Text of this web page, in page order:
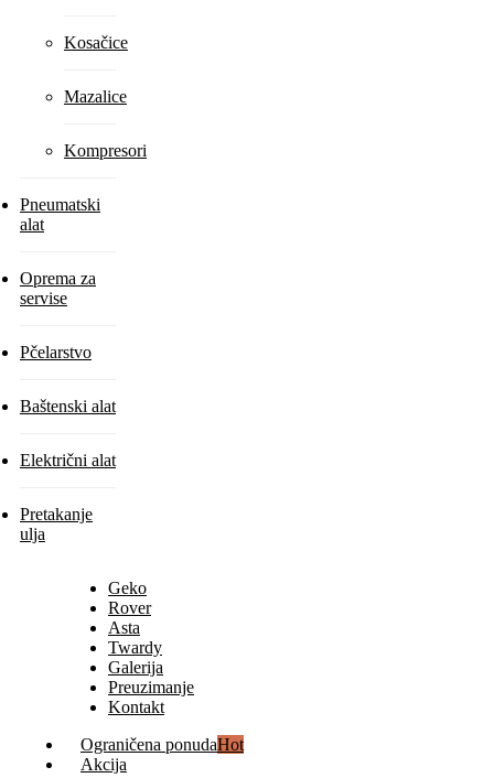
Kosačice
Mazalice
Kompresori
Pneumatski
alat
Oprema za
servise
Pčelarstvo
Baštenski alat
Električni alat
Pretakanje
ulja
Geko
Rover
Asta
Twardy
Galerija
Preuzimanje
Kontakt
Ograničena ponudaHot
Akcija